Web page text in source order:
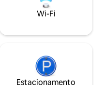
Wi-Fi
Estacionamento